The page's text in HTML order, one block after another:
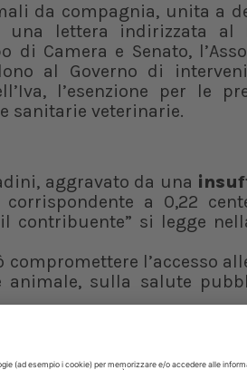
da compagnia, unita a
lettera indirizzata al
Camera e Senato,
al Governo di
l’esenzione per le
sanitarie veterinarie.
aggravato da una
a 0,22
contribuente” si legge
l’accesso
animale, sulla salute
nazionale